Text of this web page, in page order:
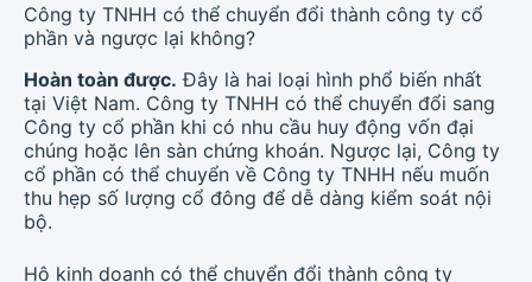
Công ty TNHH có thể chuyển đổi thành công ty cổ
phần và ngược lại không?
Hoàn toàn được. Đây là hai loại hình phổ biến nhất
tại Việt Nam. Công ty TNHH có thể chuyển đổi sang
Công ty cổ phần khi có nhu cầu huy động vốn đại
chúng hoặc lên sàn chứng khoán. Ngược lại, Công ty
cổ phần có thể chuyển về Công ty TNHH nếu muốn
thu hẹp số lượng cổ đông để dễ dàng kiểm soát nội
bộ.
Hộ kinh doanh có thể chuyển đổi thành công ty